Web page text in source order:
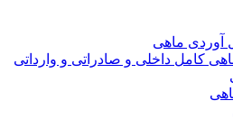
آوردی ماهی
کامل داخلی و صادراتی و وارداتی